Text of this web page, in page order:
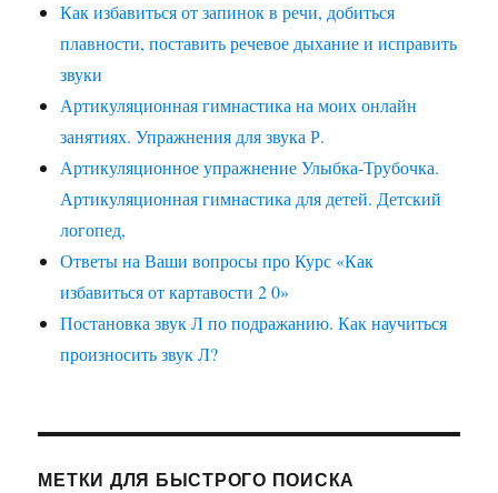
Как избавиться от запинок в речи, добиться
плавности, поставить речевое дыхание и исправить
звуки
Артикуляционная гимнастика на моих онлайн
занятиях. Упражнения для звука Р.
Артикуляционное упражнение Улыбка-Трубочка.
Артикуляционная гимнастика для детей. Детский
логопед,
Ответы на Ваши вопросы про Курс «Как
избавиться от картавости 2 0»
Постановка звук Л по подражанию. Как научиться
произносить звук Л?
МЕТКИ ДЛЯ БЫСТРОГО ПОИСКА